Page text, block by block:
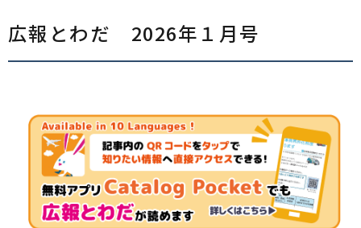
広報とわだ 2026年１月号